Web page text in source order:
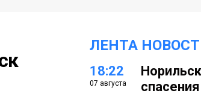
ЛЕНТА
18:22
07 августа